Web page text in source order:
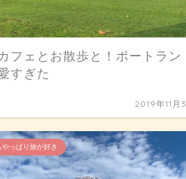
フェとお散歩と！ポートラン
すぎた
2019年11月
やっぱり旅が好き